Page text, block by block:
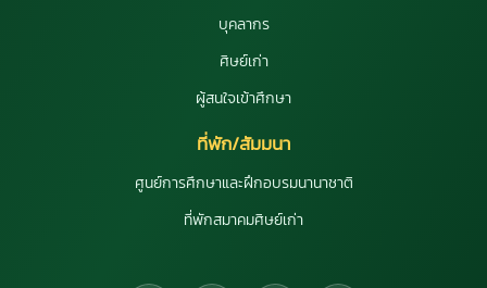
บุคลากร
ศิษย์เก่า
ผู้สนใจเข้าศึกษา
ที่พัก/สัมมนา
ศูนย์การศึกษาและฝึกอบรมนานาชาติ
ที่พักสมาคมศิษย์เก่า